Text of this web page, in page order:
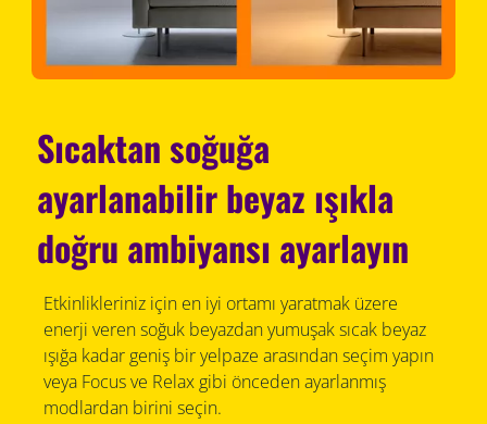
Sıcaktan soğuğa
ayarlanabilir beyaz ışıkla
doğru ambiyansı ayarlayın
Etkinlikleriniz için en iyi ortamı yaratmak üzere
enerji veren soğuk beyazdan yumuşak sıcak beyaz
ışığa kadar geniş bir yelpaze arasından seçim yapın
veya Focus ve Relax gibi önceden ayarlanmış
modlardan birini seçin.